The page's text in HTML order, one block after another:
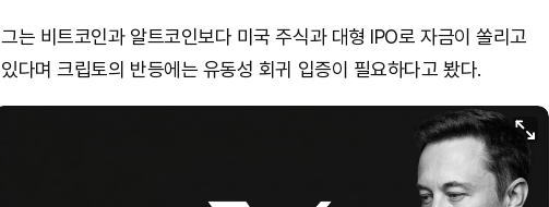
그는 비트코인과 알트코인보다 미국 주식과 대형 IPO로 자금이 쏠리고
있다며 크립토의 반등에는 유동성 회귀 입증이 필요하다고 봤다.